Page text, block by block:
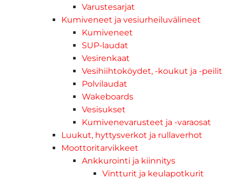
Varustesarjat
Kumiveneet ja vesiurheiluvälineet
Kumiveneet
SUP-laudat
Vesirenkaat
Vesihiihtoköydet, -koukut ja -peilit
Polvilaudat
Wakeboards
Vesisukset
Kumivenevarusteet ja -varaosat
Luukut, hyttysverkot ja rullaverhot
Moottoritarvikkeet
Ankkurointi ja kiinnitys
Vintturit ja keulapotkurit